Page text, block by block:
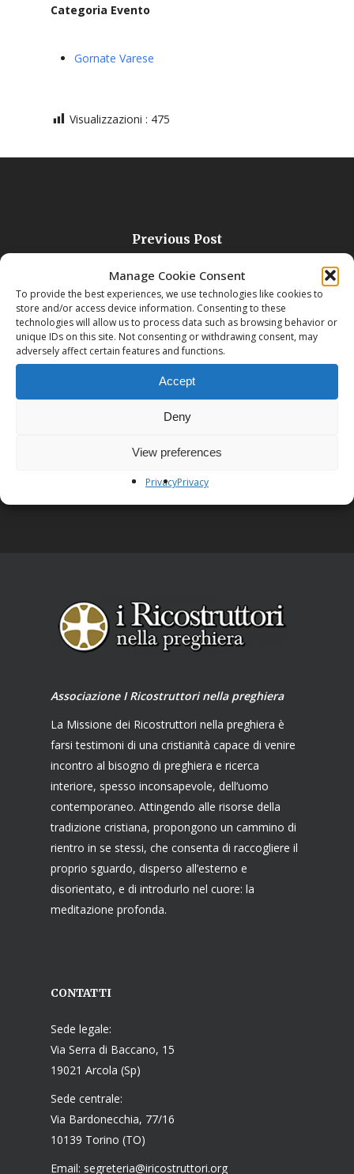
Manage Cookie Consent
To provide the best experiences, we use technologies like cookies to
store and/or access device information. Consenting to these
technologies will allow us to process data such as browsing behavior or
unique IDs on this site. Not consenting or withdrawing consent, may
adversely affect certain features and functions.
Accept
Deny
View preferences
PrivacyPrivacy
Categoria Evento
Gornate Varese
Visualizzazioni : 475
Previous Post
Corso di Raja Yoga, Lo Yoga del Sole
Associazione I Ricostruttori nella preghiera
La Missione dei Ricostruttori nella preghiera è
farsi testimoni di una cristianità capace di venire
incontro al bisogno di preghiera e ricerca
interiore, spesso inconsapevole, dell’uomo
contemporaneo. Attingendo alle risorse della
tradizione cristiana, propongono un cammino di
rientro in se stessi, che consenta di raccogliere il
proprio sguardo, disperso all’esterno e
disorientato, e di introdurlo nel cuore: la
meditazione profonda.
CONTATTI
Sede legale:
Via Serra di Baccano, 15
19021 Arcola (Sp)
Sede centrale:
Via Bardonecchia, 77/16
10139 Torino (TO)
Email: segreteria@iricostruttori.org